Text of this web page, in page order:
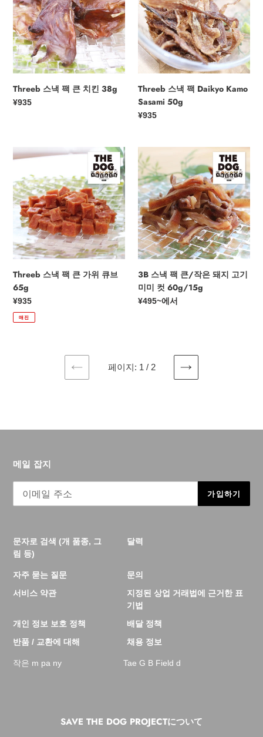
팩
큰
치
킨
38g
Threeb 스낵 팩 큰 치킨 38g
정
¥935
팩
Daikyo
Kamo
Sasami
50g
Threeb 스낵 팩 Daikyo Kamo
Sasami 50g
정
¥935
Threeb
팩
큰
가
위
큐
브
65g
Threeb 스낵 팩 큰 가위 큐브
65g
정
가
¥935
매진
3B
스
낵
팩
큰/
작
은
돼
지
기
미
3B 스낵 팩 큰/작은 돼지 고기
미미 컷 60g/15g
정
¥495~에서
이
페이지: 1 / 2
다
메일 잡지
가입하기
문자로 검색 (개 품종, 그
림 등)
달력
자주 묻는 질문
문의
서비스 약관
지정된 상업 거래법에 근거한 표
기법
개인 정보 보호 정책
배달 정책
반품 / 교환에 대해
채용 정보
작은 m pa ny Tae G B Field d
SAVE THE DOG PROJECTについて